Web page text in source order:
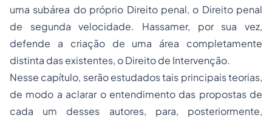
uma subárea do próprio Direito penal, o Direito penal
de segunda velocidade. Hassamer, por sua vez,
defende a criação de uma área completamente
distinta das existentes, o Direito de Intervenção.
Nesse capítulo, serão estudados tais principais teorias,
de modo a aclarar o entendimento das propostas de
cada um desses autores, para, posteriormente,